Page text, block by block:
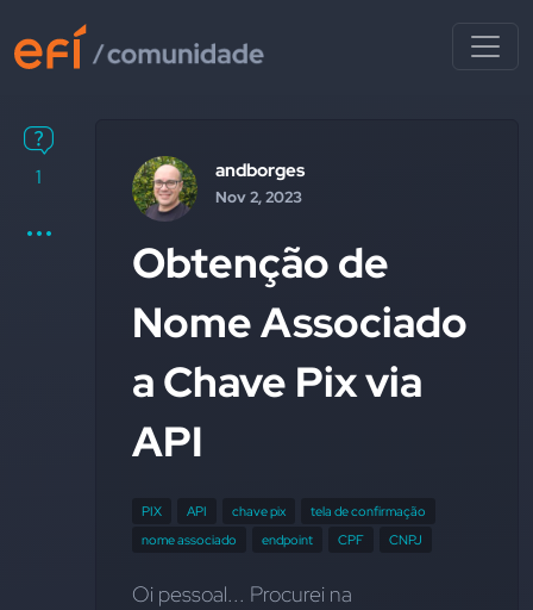
1 andborges
Nov 2, 2023
Obtenção de
Nome Associado
a Chave Pix via
API
PIX API chave pix
tela de confirmação
nome associado
endpoint CPF CNPJ
Oi pessoal... Procurei na